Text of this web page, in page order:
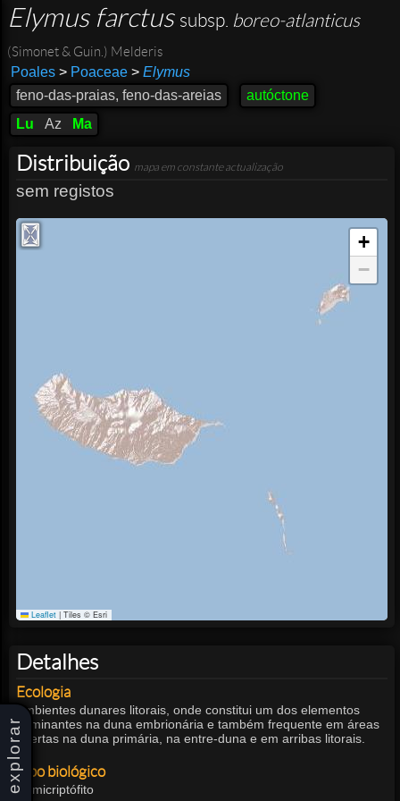
explorar
Elymus farctus subsp. boreo-atlanticus
(Simonet & Guin.) Melderis
Poales >Poaceae > Elymus
feno-das-praias, feno-das-areias
autóctone
Lu
Az Ma
Distribuição mapa em constante actualização
sem registos
+
−
Leaflet | Tiles © Esri
Detalhes
Ecologia
Ambientes dunares litorais, onde constitui um dos elementos
dominantes na duna embrionária e também frequente em áreas
abertas na duna primária, na entre-duna e em arribas litorais.
Tipo biológico
Hemicriptófito